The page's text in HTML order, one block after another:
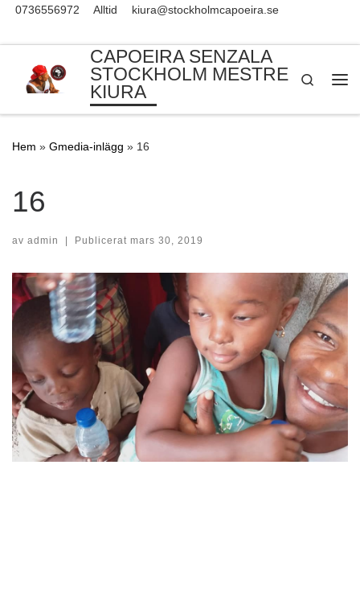
0736556972 Alltid kiura@stockholmcapoeira.se
CAPOEIRA SENZALA
STOCKHOLM MESTRE
KIURA
Search
Hem » Gmedia-inlägg » 16
16
av admin | Publicerat mars 30, 2019